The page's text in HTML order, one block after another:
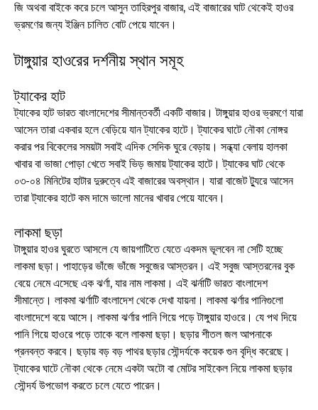
জি অথবা বাইকে করে চলে আসুন তাহিরপুর বাজার, এই বাজারের ঘাট থেকেই হাওর
ভ্রমণের জন্য ইঞ্জিন চালিত বোট পেয়ে যাবেন।
টাঙ্গুয়ার হাওরের দর্শনীয় স্থান সমূহ
ট্যাকের হাট
ট্যাকের হাট ভারত বাংলাদেশের সীমান্তবর্তী একটি বাজার। টাঙ্গুয়ার হাওর ভ্রমণে যারা
আসেন তারা একবার হলে বেড়িয়ে যান ট্যাকের হাটে। ট্যাকের ঘাটে নৌকা নোঙ্গর
করার পর বিকেলের সময়টা সবাই এদিক সেদিক ঘুরে বেড়ায়। সন্ধ্যা বেলায় হালকা
খাবার বা ভাজা পোড়া খেতে সবাই ভিড় জমায় ট্যাকের হাটে। ট্যাকের ঘাট থেকে
০৩-০৪ মিনিটের হাটার দুরুত্বে এই বাজারের অবস্থান। যারা বাজেট ট্যুরে আসেন
তারা ট্যাকের হাটে কম দামে ভালো মানের খাবার পেয়ে যাবেন।
লাকমা ছড়া
টাঙ্গুয়ার হাওর ঘুরতে আসলে যে জায়গাটিতে যেতে একদম ভূলবেন না সেটি হচ্ছে
লাকমা ছড়া। পাহাড়ের ভাঁজে ভাঁজে সবুজের আস্তরন। এই সবুজ আস্তরনের বুক
বেয়ে নেমে এসেছে এক ঝর্ণা, যার নাম লাকমা। এই ঝর্নাটি ভারত বাংলাদেশ
সীমান্তে। লাকমা ঝর্ণাটি বাংলাদেশ থেকে দেখা যায়না। লাকমা ঝর্ণার পানিগুলো
বাংলাদেশে বয়ে আসে। লাকমা ঝর্ণার পানি গিয়ে পড়ে টাঙ্গুয়ার হাওরে। যে পথ দিয়ে
পানি গিয়ে হাওরে পড়ে তাকে বলে লাকমা ছড়া। ছড়ার শীতল জল আপনাকে
প্রনবন্ত করবে। ছড়ায় বড় বড় পাথর ছড়ার সৌন্দর্যকে কয়েক গুন বৃদ্ধি করেছে।
ট্যাকের ঘাটে নৌকা থেকে নেমে একটা অটো বা মোটর সাইকেল নিয়ে লাকমা ছড়ার
সৌন্দর্য উপভোগ করতে চলে যেতে পারেন।